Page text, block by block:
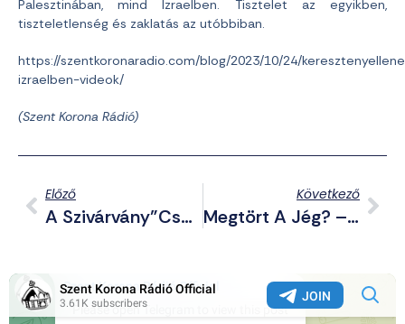
Palesztinában, mind Izraelben. Tisztelet az egyikben,
tiszteletlenség és zaklatás az utóbbiban.
https://szentkoronaradio.com/blog/2023/10/24/
izraelben-videok/
(Szent Korona Rádió)
Előző
A Szivárvány”családok” Elismerésére Kötelezhetik Hazánkat?
Következő
Megtört A Jég? – Ábrahám Róbert Kormányközeli Médiaszemélyiség Nyíltan Bírálta Izraelt